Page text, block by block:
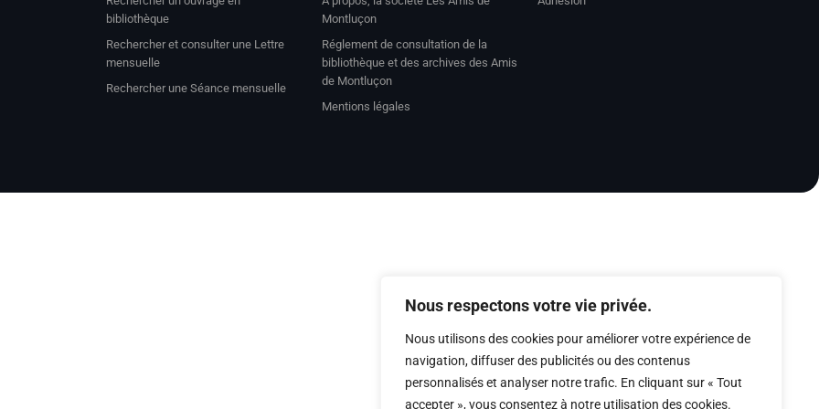
Nous respectons votre vie privée.
Nous utilisons des cookies pour améliorer votre expérience de
navigation, diffuser des publicités ou des contenus
personnalisés et analyser notre trafic. En cliquant sur « Tout
accepter », vous consentez à notre utilisation des cookies.
bibliothèque
Rechercher et consulter une Lettre
mensuelle
Rechercher une Séance mensuelle
Montluçon
Réglement de consultation de la
bibliothèque et des archives des Amis
de Montluçon
Mentions légales